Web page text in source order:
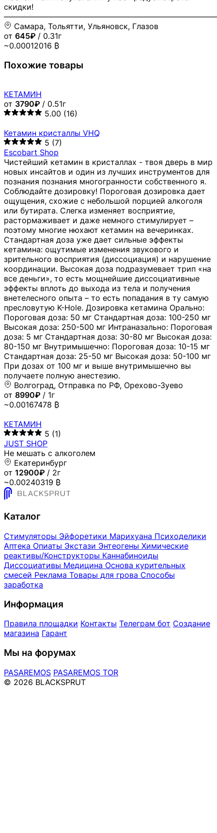
скидки!
Самара, Тольятти, Ульяновск, Глазов
от 645₽ / 0.31г
~0.00012016 ₿
Похожие товары
КЕТАМИН
от 3790₽ / 0.51г
5.00 (16)
Кетамин кристаллы VHQ
5 (7)
Escobart Shop
Чистейший кетамин в кристаллах - твоя дверь в мир
новых инсайтов и один из лучших инструментов для
познания познания многогранности собственного я.
Соблюдайте дозировку! Пороговая дозировка дает
ощущения, схожие с небольшой порцией алкоголя
или бутирата. Слегка изменяет восприятие,
растормаживает и даже немного стимулирует –
поэтому многие нюхают кетамин на вечеринках.
Стандартная доза уже дает сильные эффекты
кетамина: ощутимые изменения звукового и
зрительного восприятия (диссоциация) и нарушение
координации. Высокая доза подразумевает трип «на
все деньги», то есть мощнейшие диссоциативные
эффекты вплоть до выхода из тела и получения
внетелесного опыта – то есть попадания в ту самую
пресловутую K-Hole. Дозировка кетамина Орально:
Пороговая доза: 50 мг Стандартная доза: 100-250 мг
Высокая доза: 250-500 мг Интраназально: Пороговая
доза: 5 мг Стандартная доза: 30-80 мг Высокая доза:
80-150 мг Внутримышечно: Пороговая доза: 10-15 мг
Стандартная доза: 25-50 мг Высокая доза: 50-100 мг
При дозах от 100 мг и выше внутримышечно вы
получаете полную анестезию.
Волгоград, Отправка по РФ, Орехово-Зуево
от 8990₽ / 1г
~0.00167478 ₿
КЕТАМИН
5 (1)
JUST SHOP
Не мешать с алкоголем
Екатеринбург
от 12900₽ / 2г
~0.00240319 ₿
Каталог
Стимуляторы Эйфоретики Марихуана Психоделики
Аптека Опиаты Экстази Энтеогены Химические
реактивы/Конструкторы Каннабиноиды
Диссоциативы Медицина Основа курительных
смесей Реклама Товары для грова Способы
заработка
Информация
Правила площадки Контакты Телеграм бот Создание
магазина Гарант
Мы на форумах
PASAREMOS PASAREMOS TOR
© 2026 BLACKSPRUT